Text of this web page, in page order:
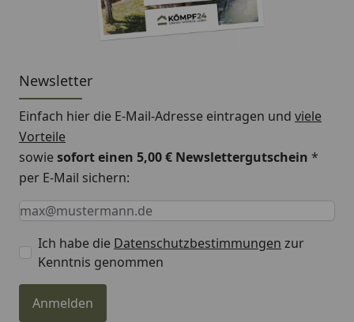
Newsletter
Einfach hier die E-Mail-Adresse eintragen und viele
Vorteile
sowiesofort einen 5,00 € Newslettergutschein *
per E-Mail sichern:
Keine Eingabe erforderlich
Eingabe erforderlich
E-Mail *
Ich habe die Datenschutzbestimmungen zur
Kenntnis genommen
Anmelden